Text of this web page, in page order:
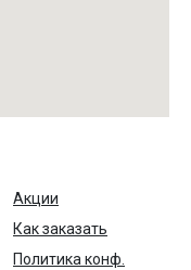
Акции
Как заказать
Политика конф.